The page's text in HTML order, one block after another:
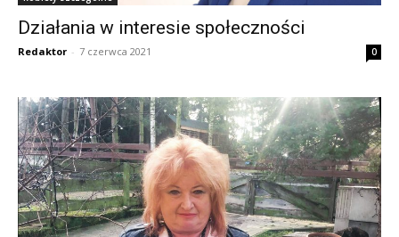
Działania w interesie społeczności
Redaktor - 7 czerwca 2021 0